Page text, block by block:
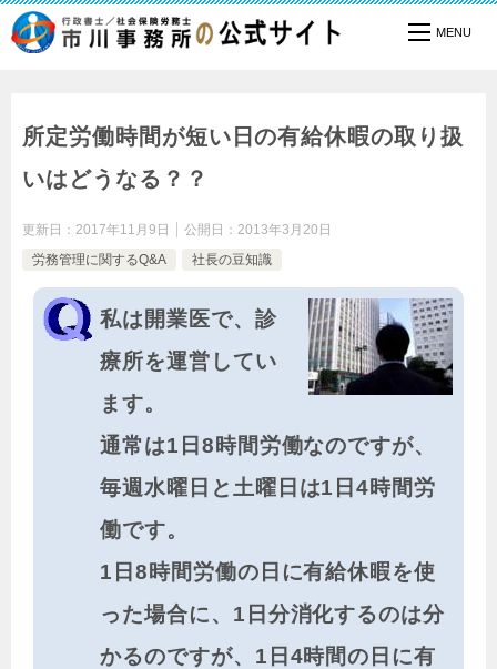
TOP 社長の豆知識
労務管理に関するQ&A
所定労働時間が短い日の有給休暇の取り扱いはどうなる？？
所定労働時間が短い日の有給休暇の取り扱
いはどうなる？？
更新日： 2017年11月9日 公開日： 2013年3月20日
労務管理に関するQ&A
社長の豆知識
私は開業医で、診
療所を運営してい
ます。
通常は1日8時間労働なのですが、
毎週水曜日と土曜日は1日4時間労
働です。
1日8時間労働の日に有給休暇を使
った場合に、1日分消化するのは分
かるのですが、1日4時間の日に有